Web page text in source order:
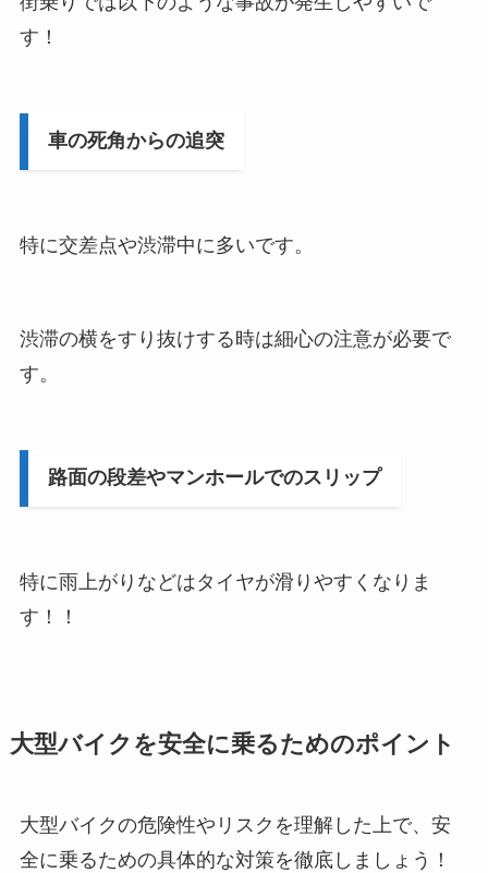
す！
車の死角からの追突
特に交差点や渋滞中に多いです。
渋滞の横をすり抜けする時は細心の注意が必要で
す。
路面の段差やマンホールでのスリップ
特に雨上がりなどはタイヤが滑りやすくなりま
す！！
大型バイクを安全に乗るためのポイント
大型バイクの危険性やリスクを理解した上で、安
全に乗るための具体的な対策を徹底しましょう！